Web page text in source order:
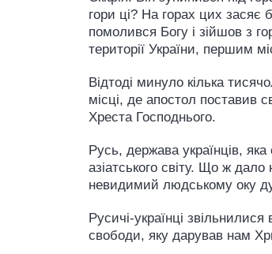
гори ці? На горах цих засяє
помолився Богу і зійшов з
території України, першим
Відтоді минуло кілька
місці, де апостол поставив
Хреста Господнього.
Русь, держава українців,
азіатського світу. Що ж дало
невидимий людському оку
Русичі-українці
свободи, яку дарував нам